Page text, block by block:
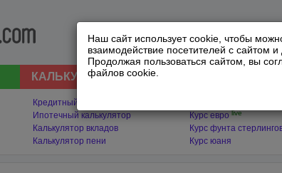
Наш сайт использует cookie, чтобы
взаимодействие посетителей с сайтом
Продолжая пользоваться сайтом, вы
файлов cookie.
КАЛЬКУЛЯТОРЫ
Кредитный калькулятор
Ипотечный калькулятор
Калькулятор вкладов
Калькулятор пени
Курс евро live
Курс фунта
Курс юаня